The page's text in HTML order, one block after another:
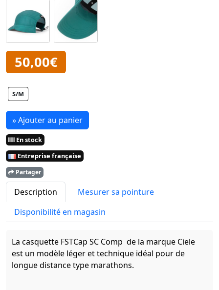
50,00€
S/M
» Ajouter au panier
En stock
Entreprise française
Partager
Description
Mesurer sa pointure
Disponibilité en magasin
La casquette FSTCap SC Comp de la marque Ciele
est un modèle léger et technique idéal pour de
longue distance type marathons.